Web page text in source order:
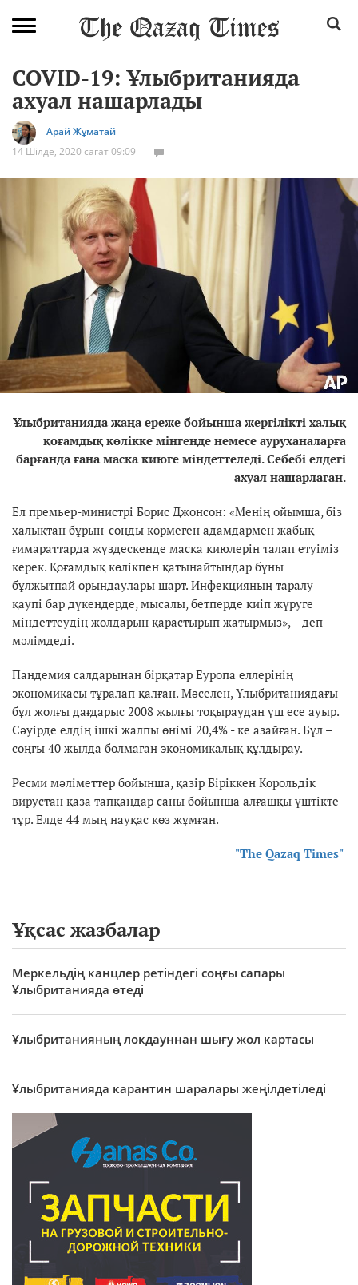
COVID-19: Ұлыбританияда
ахуал нашарлады
Арай Жұматай
14 Шілде, 2020 сағат 09:09
Ұлыбританияда жаңа ереже бойынша жергілікті халық
қоғамдық көлікке мінгенде немесе ауруханаларға
барғанда ғана маска киюге міндеттеледі. Себебі елдегі
ахуал нашарлаған.
Ел премьер-министрі Борис Джонсон: «Менің ойымша, біз
халықтан бұрын-соңды көрмеген адамдармен жабық
ғимараттарда жүздескенде маска киюлерін талап етуіміз
керек. Қоғамдық көлікпен қатынайтындар бұны
бұлжытпай орындаулары шарт. Инфекцияның таралу
қаупі бар дүкендерде, мысалы, бетперде киіп жүруге
міндеттеудің жолдарын қарастырып жатырмыз», – деп
мәлімдеді.
Пандемия салдарынан бірқатар Еуропа еллерінің
экономикасы тұралап қалған. Мәселен, Ұлыбританиядағы
бұл жолғы дағдарыс 2008 жылғы тоқыраудан үш есе ауыр.
Сәуірде елдің ішкі жалпы өнімі 20,4% - ке азайған. Бұл –
соңғы 40 жылда болмаған экономикалық құлдырау.
Ресми мәліметтер бойынша, қазір Біріккен Корольдік
вирустан қаза тапқандар саны бойынша алғашқы үштікте
тұр. Елде 44 мың науқас көз жұмған.
"The Qazaq Times"
Ұқсас жазбалар
Меркельдің канцлер ретіндегі соңғы сапары
Ұлыбританияда өтеді
Ұлыбританияның локдауннан шығу жол картасы
Ұлыбританияда карантин шаралары жеңілдетіледі